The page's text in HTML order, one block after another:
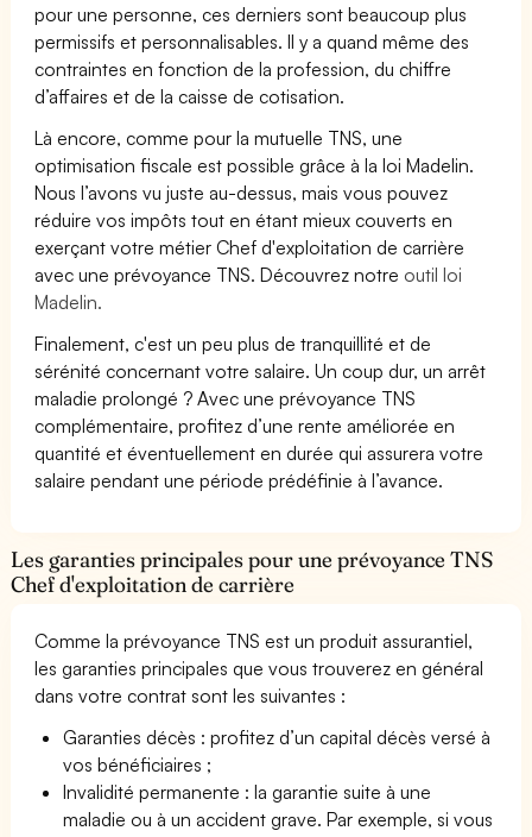
pour une personne, ces derniers sont beaucoup plus
permissifs et personnalisables. Il y a quand même des
contraintes en fonction de la profession, du chiffre
d’affaires et de la caisse de cotisation.
Là encore, comme pour la mutuelle TNS, une
optimisation fiscale est possible grâce à la loi Madelin.
Nous l’avons vu juste au-dessus, mais vous pouvez
réduire vos impôts tout en étant mieux couverts en
exerçant votre métier Chef d'exploitation de carrière
avec une prévoyance TNS. Découvrez notre outil loi
Madelin.
Finalement, c'est un peu plus de tranquillité et de
sérénité concernant votre salaire. Un coup dur, un arrêt
maladie prolongé ? Avec une prévoyance TNS
complémentaire, profitez d’une rente améliorée en
quantité et éventuellement en durée qui assurera votre
salaire pendant une période prédéfinie à l’avance.
Les garanties principales pour une prévoyance TNS
Chef d'exploitation de carrière
Comme la prévoyance TNS est un produit assurantiel,
les garanties principales que vous trouverez en général
dans votre contrat sont les suivantes :
Garanties décès : profitez d’un capital décès versé à
vos bénéficiaires ;
Invalidité permanente : la garantie suite à une
maladie ou à un accident grave. Par exemple, si vous